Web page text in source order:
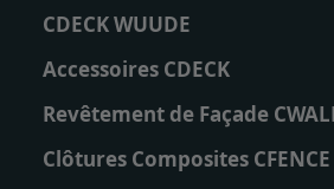
CDECK WUUDE
Accessoires CDECK
Revêtement de Façade
Clôtures Composites CFENCE